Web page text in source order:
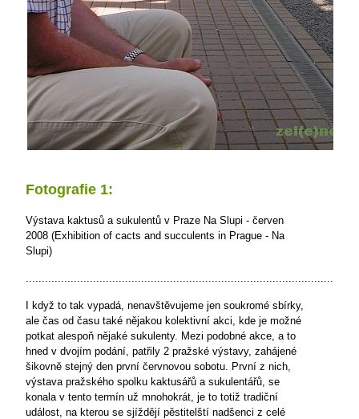
Fotografie 1:
Výstava kaktusů a sukulentů v Praze Na Slupi - červen
2008 (Exhibition of cacts and succulents in Prague - Na
Slupi)
I když to tak vypadá, nenavštěvujeme jen soukromé sbírky,
ale čas od času také nějakou kolektivní akci, kde je možné
potkat alespoň nějaké sukulenty. Mezi podobné akce, a to
hned v dvojím podání, patřily 2 pražské výstavy, zahájené
šikovně stejný den první červnovou sobotu. První z nich,
výstava pražského spolku kaktusářů a sukulentářů, se
konala v tento termín už mnohokrát, je to totiž tradiční
událost, na kterou se sjíždějí pěstitelští nadšenci z celé